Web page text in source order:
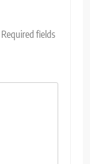
Required fields